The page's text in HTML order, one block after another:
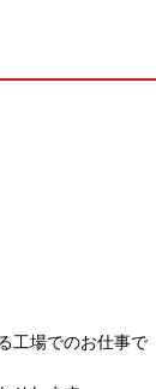
工場でのお仕事で